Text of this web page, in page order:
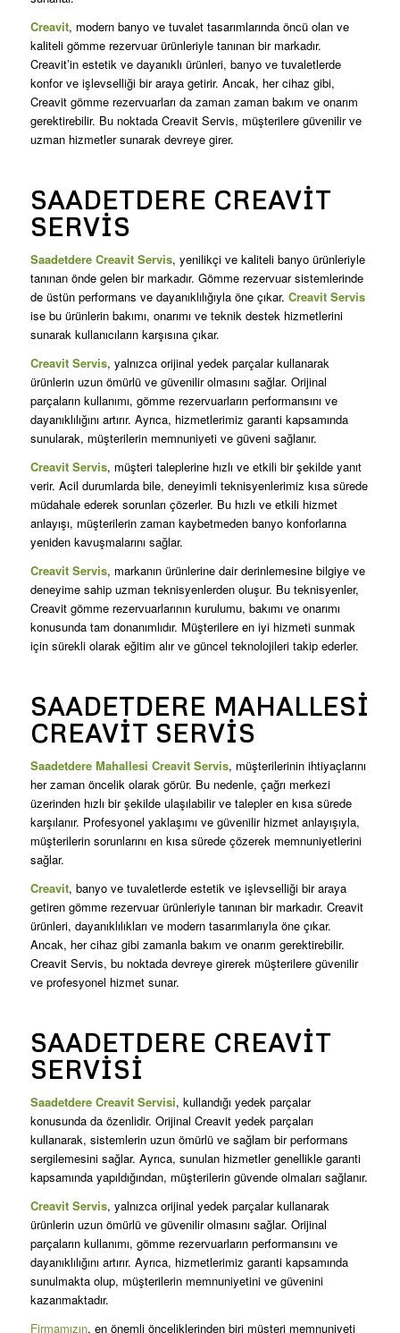
Creavit, modern banyo ve tuvalet tasarımlarında öncü olan ve
kaliteli gömme rezervuar ürünleriyle tanınan bir markadır.
Creavit’in estetik ve dayanıklı ürünleri, banyo ve tuvaletlerde
konfor ve işlevselliği bir araya getirir. Ancak, her cihaz gibi,
Creavit gömme rezervuarları da zaman zaman bakım ve onarım
gerektirebilir. Bu noktada Creavit Servis, müşterilere güvenilir ve
uzman hizmetler sunarak devreye girer.
SAADETDERE CREAVIT
SERVIS
Saadetdere Creavit Servis, yenilikçi ve kaliteli banyo ürünleriyle
tanınan önde gelen bir markadır. Gömme rezervuar sistemlerinde
de üstün performans ve dayanıklılığıyla öne çıkar. Creavit Servis
ise bu ürünlerin bakımı, onarımı ve teknik destek hizmetlerini
sunarak kullanıcıların karşısına çıkar.
Creavit Servis, yalnızca orijinal yedek parçalar kullanarak
ürünlerin uzun ömürlü ve güvenilir olmasını sağlar. Orijinal
parçaların kullanımı, gömme rezervuarların performansını ve
dayanıklılığını artırır. Ayrıca, hizmetlerimiz garanti kapsamında
sunularak, müşterilerin memnuniyeti ve güveni sağlanır.
Creavit Servis, müşteri taleplerine hızlı ve etkili bir şekilde yanıt
verir. Acil durumlarda bile, deneyimli teknisyenlerimiz kısa sürede
müdahale ederek sorunları çözerler. Bu hızlı ve etkili hizmet
anlayışı, müşterilerin zaman kaybetmeden banyo konforlarına
yeniden kavuşmalarını sağlar.
Creavit Servis, markanın ürünlerine dair derinlemesine bilgiye ve
deneyime sahip uzman teknisyenlerden oluşur. Bu teknisyenler,
Creavit gömme rezervuarlarının kurulumu, bakımı ve onarımı
konusunda tam donanımlıdır. Müşterilere en iyi hizmeti sunmak
için sürekli olarak eğitim alır ve güncel teknolojileri takip ederler.
SAADETDERE MAHALLESI
CREAVIT SERVIS
Saadetdere Mahallesi Creavit Servis, müşterilerinin ihtiyaçlarını
her zaman öncelik olarak görür. Bu nedenle, çağrı merkezi
üzerinden hızlı bir şekilde ulaşılabilir ve talepler en kısa sürede
karşılanır. Profesyonel yaklaşımı ve güvenilir hizmet anlayışıyla,
müşterilerin sorunlarını en kısa sürede çözerek memnuniyetlerini
sağlar.
Creavit, banyo ve tuvaletlerde estetik ve işlevselliği bir araya
getiren gömme rezervuar ürünleriyle tanınan bir markadır. Creavit
ürünleri, dayanıklılıkları ve modern tasarımlarıyla öne çıkar.
Ancak, her cihaz gibi zamanla bakım ve onarım gerektirebilir.
Creavit Servis, bu noktada devreye girerek müşterilere güvenilir
ve profesyonel hizmet sunar.
SAADETDERE CREAVIT
SERVISI
Saadetdere Creavit Servisi, kullandığı yedek parçalar
konusunda da özenlidir. Orijinal Creavit yedek parçaları
kullanarak, sistemlerin uzun ömürlü ve sağlam bir performans
sergilemesini sağlar. Ayrıca, sunulan hizmetler genellikle garanti
kapsamında yapıldığından, müşterilerin güvende olmaları sağlanır.
Creavit Servis, yalnızca orijinal yedek parçalar kullanarak
ürünlerin uzun ömürlü ve güvenilir olmasını sağlar. Orijinal
parçaların kullanımı, gömme rezervuarların performansını ve
dayanıklılığını artırır. Ayrıca, hizmetlerimiz garanti kapsamında
sunulmakta olup, müşterilerin memnuniyetini ve güvenini
kazanmaktadır.
Firmamızın, en önemli önceliklerinden biri müşteri memnuniyeti